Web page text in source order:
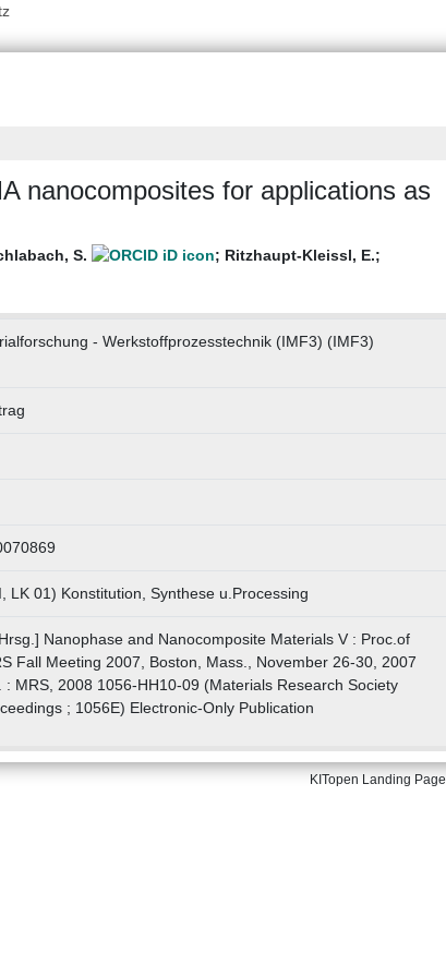
nanocomposites for applications as
S. ; Ritzhaupt-Kleissl, E.;
- Werkstoffprozesstechnik (IMF3) (IMF3)
LK 01) Konstitution, Synthese u.Processing
Nanophase and Nanocomposite Materials V : Proc.of
Fall Meeting 2007, Boston, Mass., November 26-30, 2007
: MRS, 2008 1056-HH10-09 (Materials Research Society
; 1056E) Electronic-Only Publication
KITopen Landing Page